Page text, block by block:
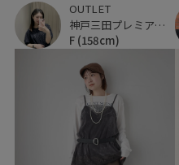
OUTLET
神戸三田プレミアム・アウトレット
F (158cm)